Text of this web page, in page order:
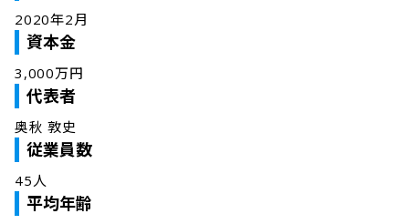
2020年2月
資本金
3,000万円
代表者
奥秋 敦史
従業員数
45人
平均年齢